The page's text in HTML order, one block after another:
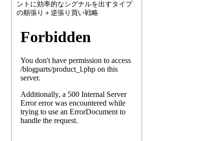
ントに効率的なシグナルを出すタイプ
の順張り＋逆張り買い戦略